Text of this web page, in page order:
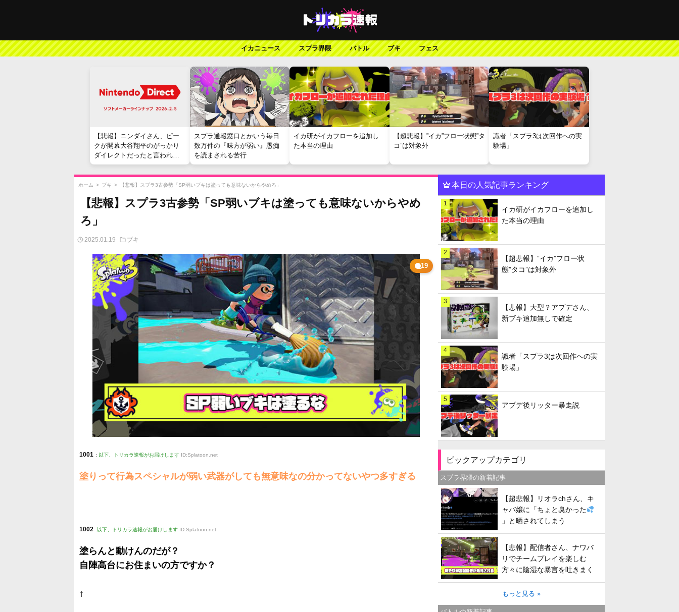
イカニュース スプラ界隈 バトル ブキ フェス
【悲報】ニンダイさん、ピー
クが開幕大谷翔平のがっかり
ダイレクトだったと言われて
しまう
スプラ通報窓口とかいう毎日
数万件の『味方が弱い』愚痴
を読まされる苦行
イカ研がイカフローを追加し
た本当の理由
【超悲報】”イカ”フロー状態”タ
コ”は対象外
識者「スプラ3は次回作への実
験場」
ホーム > ブキ > 【悲報】スプラ3古参勢「SP弱いブキは塗っても意味ないからやめろ」
【悲報】スプラ3古参勢「SP弱いブキは塗っても意味ないからやめ
ろ」
2025.01.19 ブキ
19
1001 : 以下、トリカラ速報がお届けします ID:Splatoon.net
塗りって行為スペシャルが弱い武器がしても無意味なの分かってないやつ多すぎる
1002 : 以下、トリカラ速報がお届けします ID:Splatoon.net
塗らんと動けんのだが？
自陣高台にお住まいの方ですか？
↑
本日の人気記事ランキング
1
イカ研がイカフローを追加し
た本当の理由
2
【超悲報】”イカ”フロー状
態”タコ”は対象外
3
【悲報】大型？アプデさん、
新ブキ追加無しで確定
4
識者「スプラ3は次回作への実
験場」
5
アプデ後リッター暴走説
ピックアップカテゴリ
スプラ界隈の新着記事
【超悲報】リオラchさん、キ
ャバ嬢に「ちょと臭かった
」と晒されてしまう
【悲報】配信者さん、ナワバ
リでチームプレイを楽しむ
方々に陰湿な暴言を吐きまく
ってしまう
もっと見る »